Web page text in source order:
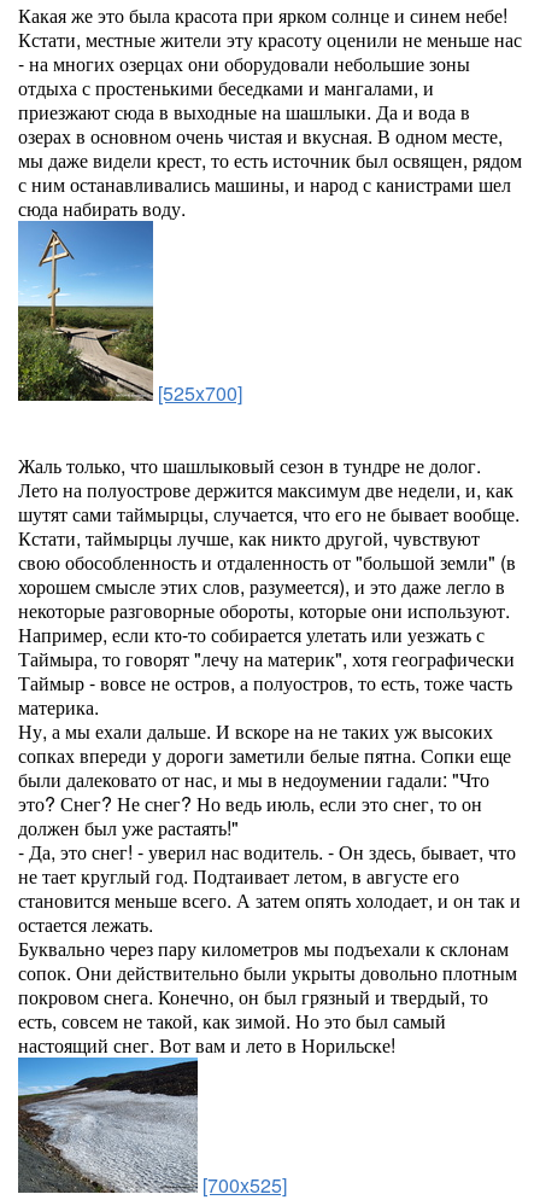
Какая же это была красота при ярком солнце и синем небе!
Кстати, местные жители эту красоту оценили не меньше нас
- на многих озерцах они оборудовали небольшие зоны
отдыха с простенькими беседками и мангалами, и
приезжают сюда в выходные на шашлыки. Да и вода в
озерах в основном очень чистая и вкусная. В одном месте,
мы даже видели крест, то есть источник был освящен, рядом
с ним останавливались машины, и народ с канистрами шел
сюда набирать воду.
[525x700]
Жаль только, что шашлыковый сезон в тундре не долог.
Лето на полуострове держится максимум две недели, и, как
шутят сами таймырцы, случается, что его не бывает вообще.
Кстати, таймырцы лучше, как никто другой, чувствуют
свою обособленность и отдаленность от "большой земли" (в
хорошем смысле этих слов, разумеется), и это даже легло в
некоторые разговорные обороты, которые они используют.
Например, если кто-то собирается улетать или уезжать с
Таймыра, то говорят "лечу на материк", хотя географически
Таймыр - вовсе не остров, а полуостров, то есть, тоже часть
материка.
Ну, а мы ехали дальше. И вскоре на не таких уж высоких
сопках впереди у дороги заметили белые пятна. Сопки еще
были далековато от нас, и мы в недоумении гадали: "Что
это? Снег? Не снег? Но ведь июль, если это снег, то он
должен был уже растаять!"
- Да, это снег! - уверил нас водитель. - Он здесь, бывает, что
не тает круглый год. Подтаивает летом, в августе его
становится меньше всего. А затем опять холодает, и он так и
остается лежать.
Буквально через пару километров мы подъехали к склонам
сопок. Они действительно были укрыты довольно плотным
покровом снега. Конечно, он был грязный и твердый, то
есть, совсем не такой, как зимой. Но это был самый
настоящий снег. Вот вам и лето в Норильске!
[700x525]